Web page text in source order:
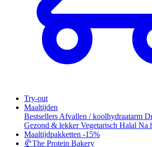
Try-out
Maaltijden
Bestsellers Afvallen / koolhydraatarm
Gezond & lekkerVegetarisch Halal Na
Maaltijdpakketten -15%
🥐The Protein Bakery